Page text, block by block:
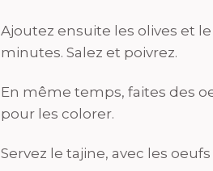
Ajoutez ensuite les olives et
minutes. Salez et poivrez.
En même temps, faites des
pour les colorer.
Servez le tajine, avec les